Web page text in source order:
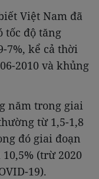
Việt Nam đã
tốc độ tăng
7%, kể cả thời
2010 và khủng
năm trong giai
từ 1,5-1,8
đó giai đoạn
10,5% (trừ 2020
19).